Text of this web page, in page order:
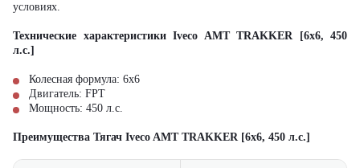
условиях.
Технические характеристики Iveco AMT TRAKKER [6x6, 450
л.с.]
Колесная формула: 6x6
Двигатель: FPT
Мощность: 450 л.с.
Преимущества Тягач Iveco AMT TRAKKER [6x6, 450 л.с.]